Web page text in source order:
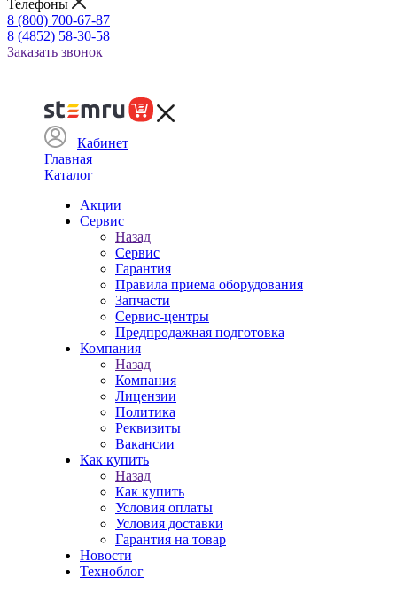
Телефоны
8 (800) 700-67-87
8 (4852) 58-30-58
Заказать звонок
Кабинет
Главная
Каталог
Акции
Сервис
Назад
Сервис
Гарантия
Правила приема оборудования
Запчасти
Сервис-центры
Предпродажная подготовка
Компания
Назад
Компания
Лицензии
Политика
Реквизиты
Вакансии
Как купить
Назад
Как купить
Условия оплаты
Условия доставки
Гарантия на товар
Новости
Техноблог